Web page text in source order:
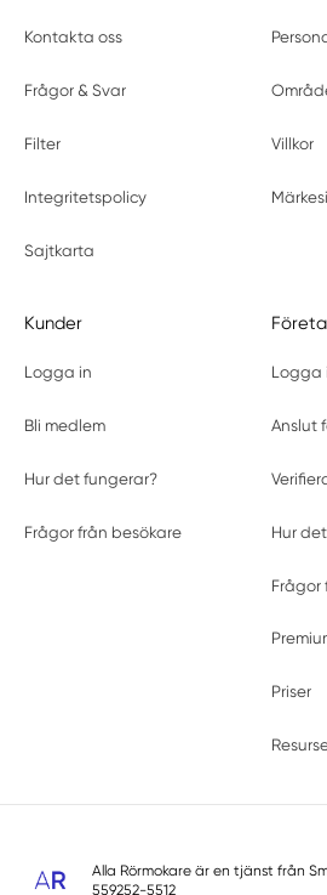
Kontakta oss
Frågor & Svar
Filter Villkor
Integritetspolicy
Sajtkarta
Kunder
Logga in
Bli medlem
Hur det fungerar?
Frågor från besökare
Logga
Anslut
Hur
Frågor
Priser
Alla Rörmokare är en tjänst från
559252-5512